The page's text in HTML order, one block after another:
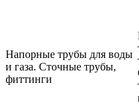
Напорные трубы для воды
и газа. Сточные трубы,
фиттинги